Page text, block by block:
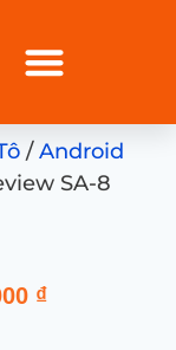
/Android
SA-8
₫